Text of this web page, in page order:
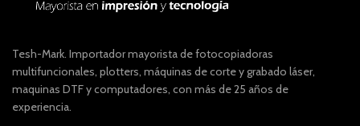
Tesh-Mark. Importador mayorista de fotocopiadoras
multifuncionales, plotters, máquinas de corte y grabado láser,
maquinas DTF y computadores, con más de 25 años de
experiencia.